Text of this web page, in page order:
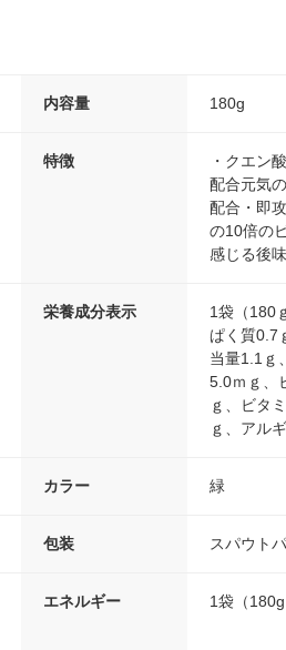
内容量 180g
特徴
・クエン
配合元気
配合・即
の10倍の
感じる後
栄養成分表示
1袋（180
ぱく質0.7
当量1.1ｇ
5.0ｍｇ、
ｇ、ビタ
ｇ、アル
カラー 緑
包装 スパウト
エネルギー 1袋（